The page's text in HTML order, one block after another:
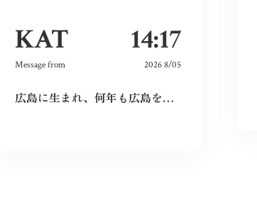
KAT 14:17
Message from 2026 8/05
広島に生まれ、何年も広島を離れて過ごしたけれど、なぜか、常に広島に対する想いは持ち続けていた。